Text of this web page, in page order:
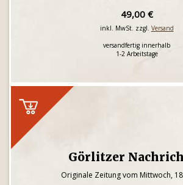
49,00 €
inkl. MwSt. zzgl. Versand
versandfertig innerhalb
1-2 Arbeitstage
Görlitzer
Originale Zeitung vom Mittwoch,